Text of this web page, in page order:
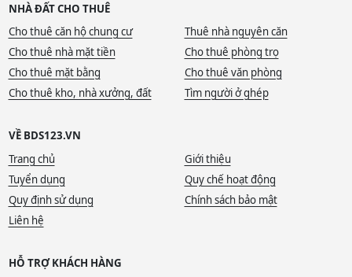
NHÀ ĐẤT CHO THUÊ
Cho thuê căn hộ chung cư
Thuê nhà nguyên căn
Cho thuê nhà mặt tiền
Cho thuê phòng trọ
Cho thuê mặt bằng
Cho thuê văn phòng
Cho thuê kho, nhà xưởng, đất
Tìm người ở ghép
VỀ BDS123.VN
Trang chủ
Giới thiệu
Tuyển dụng
Quy chế hoạt động
Quy định sử dụng
Chính sách bảo mật
Liên hệ
HỖ TRỢ KHÁCH HÀNG